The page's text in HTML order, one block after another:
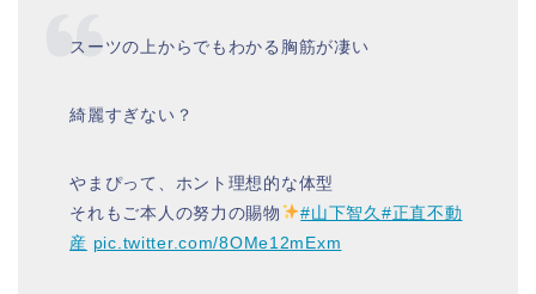
スーツの上からでもわかる胸筋が凄い
綺麗すぎない？
やまぴって、ホント理想的な体型
それもご本人の努力の賜物
#山下智久 #正直不動
産 pic.twitter.com/8OMe12mExm